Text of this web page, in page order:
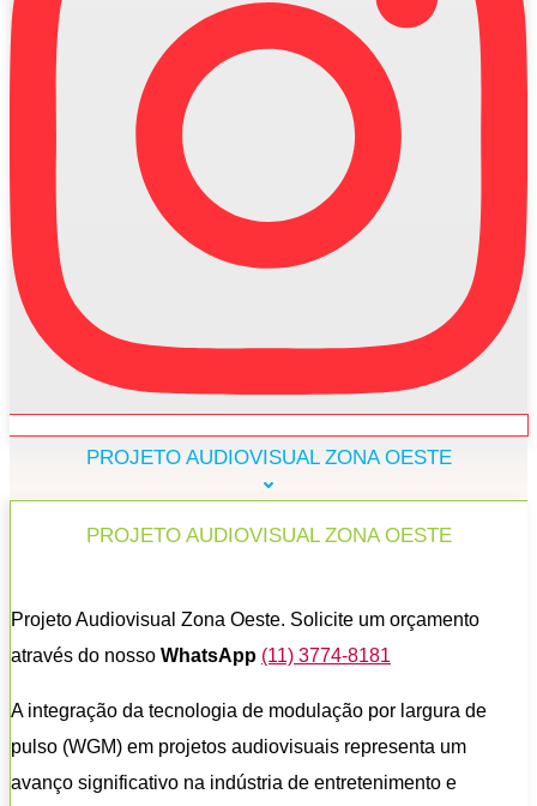
PROJETO AUDIOVISUAL ZONA OESTE
PROJETO AUDIOVISUAL ZONA OESTE
Projeto Audiovisual Zona Oeste. Solicite um orçamento
através do nosso WhatsApp (11) 3774-8181
A integração da tecnologia de modulação por largura de
pulso (WGM) em projetos audiovisuais representa um
avanço significativo na indústria de entretenimento e